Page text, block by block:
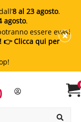
8 al 23 agosto.
agosto.
essere evasi
👉 Clicca qui per